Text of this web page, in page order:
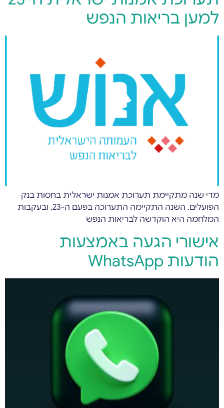
למען בריאות הנפש
מדי שנה מתקיימת תערוכת אמנות ישראלית בחסות בנק
הפועלים. השנה התקיימה התערוכה בפעם ה-23, ובעקבות
המלחמה היא הוקדשה לבריאות הנפש
אישורי הגעה באמצעות
הודעות WhatsApp